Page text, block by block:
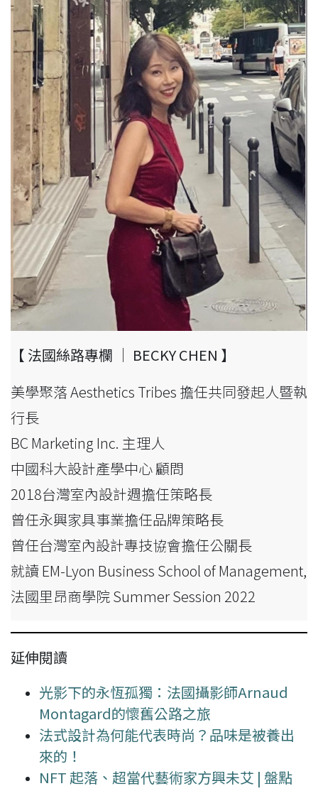
【 法國絲路專欄 ｜ BECKY CHEN 】
美學聚落 Aesthetics Tribes 擔任共同發起人暨執
行長
BC Marketing Inc. 主理人
中國科大設計產學中心 顧問
2018台灣室內設計週擔任策略長
曾任永興家具事業擔任品牌策略長
曾任台灣室內設計專技協會擔任公關長
就讀 EM-Lyon Business School of Management,
法國里昂商學院 Summer Session 2022
延伸閱讀
光影下的永恆孤獨：法國攝影師Arnaud
Montagard的懷舊公路之旅
法式設計為何能代表時尚？品味是被養出
來的！
NFT 起落、超當代藝術家方興未艾 | 盤點